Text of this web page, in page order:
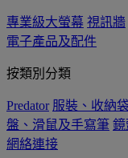
專業級大螢幕 視訊牆
電子產品及配件
按類別分類
Predator 服裝、收納
盤、滑鼠及手寫筆 鏡
網絡連接